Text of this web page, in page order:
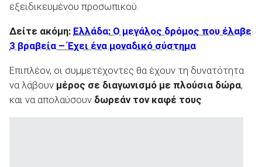
εξειδικευμένου προσωπικού.
Δείτε ακόμη: Ελλάδα: Ο μεγάλος δρόμος που έλαβε
3 βραβεία – Έχει ένα μοναδικό σύστημα
Επιπλέον, οι συμμετέχοντες θα έχουν τη δυνατότητα
να λάβουν μέρος σε διαγωνισμό με πλούσια δώρα,
και να απολαύσουν δωρεάν τον καφέ τους